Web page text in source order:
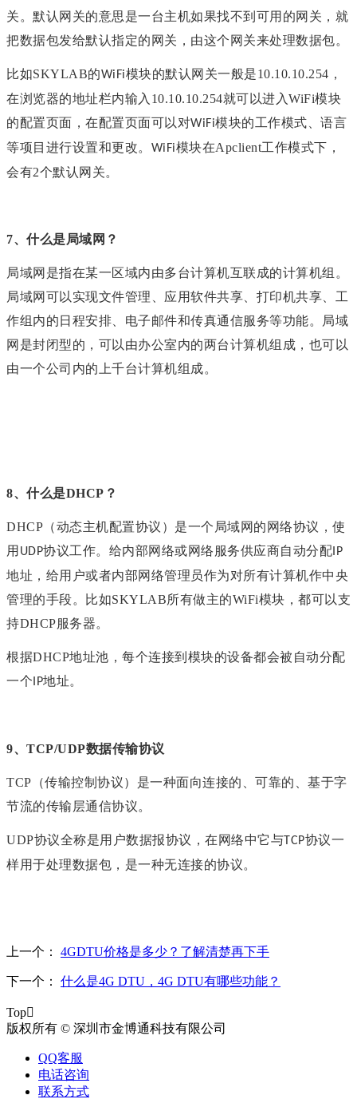
关。默认网关的意思是一台主机如果找不到可用的网关，就
把数据包发给默认指定的网关，由这个网关来处理数据包。
比如SKYLAB的WiFi模块的默认网关一般是10.10.10.254 ，
在浏览器的地址栏内输入 10.10.10.254就可以进入WiFi模块
的配置页面，在配置页面可以对WiFi模块的工作模式、语言
等项目进行设置和更改。 WiFi模块在Apclient工作模式下，
会有2个默认 网关。
7、 什么是局域网？
局域网是指在某一区域内由多台计算机互联成的计算机组。
局域网可以实现文件管理、应用软件共享、打印机共享、工
作组内的日程安排、电子邮件和传真通信服务等功能。局域
网是封闭型的，可以由办公室内的两台计算机组成，也可以
由一个公司内的上千台计算机组成。
8、 什么是DHCP？
DHCP（动态主机配置协议）是一个局域网的网络协议，使
用 UDP协议工作。给内部网络或网络服务供应商自动分配 IP
地址，给用户或者内部网络管理员作为对所有计算机作中央
管理的手段。比如SKYLAB所有做主的WiFi模块，都可以支
持DHCP服务器。
根据DHCP地址池，每个连接到模块的设备都会被自动分配
一个 IP地址。
9、 TCP/UDP数据传输协议
TCP（传输控制协议）是一种面向连接的、可靠的、基于字
节流的传输层通信协议。
UDP协议全称是用户数据报协议，在网络中它与 TCP协议一
样用于处理数据包，是一种无连接的协议。
上一个： 4GDTU价格是多少？了解清楚再下手
下一个： 什么是4G DTU，4G DTU有哪些功能？
Top
版权所有 © 深圳市金博通科技有限公司
QQ客服
电话咨询
联系方式